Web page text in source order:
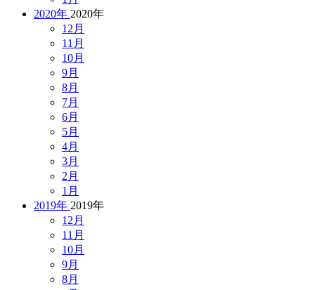
2020年 2020年
12月
11月
10月
9月
8月
7月
6月
5月
4月
3月
2月
1月
2019年 2019年
12月
11月
10月
9月
8月